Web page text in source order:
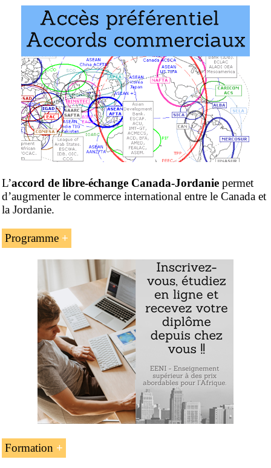
L’accord de libre-échange Canada-Jordanie permet
d’augmenter le commerce international entre le Canada et
la Jordanie.
Programme
L’introduction à l’accord de libre-échange
Jordanie
Le commerce international Canada-Jordanie
Les accords sur la coopération du travail et de
l’environnement
Exemple : l’accord Canada-Jordanie :
Formation